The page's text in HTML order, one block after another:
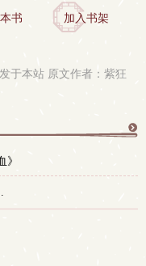
书 加入书架
于本站 原文作者：紫狂